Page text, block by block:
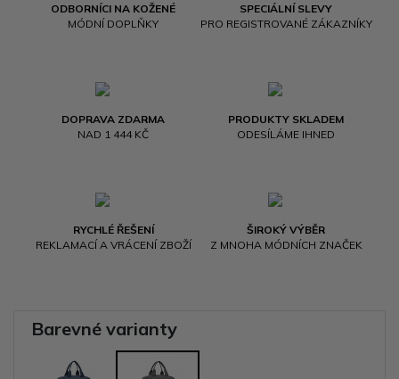
ODBORNÍCI NA KOŽENÉ
MÓDNÍ DOPLŇKY
SPECIÁLNÍ SLEVY
PRO REGISTROVANÉ ZÁKAZNÍKY
DOPRAVA ZDARMA
NAD 1 444 KČ
PRODUKTY SKLADEM
ODESÍLÁME IHNED
RYCHLÉ ŘEŠENÍ
REKLAMACÍ A VRÁCENÍ ZBOŽÍ
ŠIROKÝ VÝBĚR
Z MNOHA MÓDNÍCH ZNAČEK
Barevné varianty